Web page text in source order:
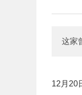
这家
12月20